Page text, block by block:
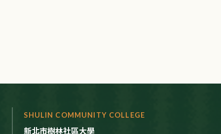
SHULIN COMMUNITY COLLEGE
新北市樹林社區大學